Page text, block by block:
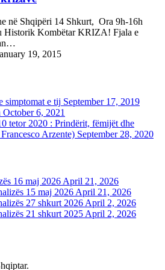
në Shqipëri 14 Shkurt, Ora 9h-16h
Historik Kombëtar KRIZA! Fjala e
19, 2015
simptomat e tij September 17, 2019
October 6, 2021
tetor 2020 : Prindërit, fëmijët dhe
Arzente) September 28, 2020
16 maj 2026April 21, 2026
15 maj 2026April 21, 2026
27 shkurt 2026April 2, 2026
21 shkurt 2025April 2, 2026